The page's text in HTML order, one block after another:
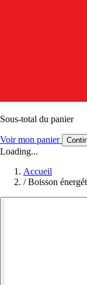
Sous-total du panier
Voir mon panier
Loading...
Accueil
/ Boisson